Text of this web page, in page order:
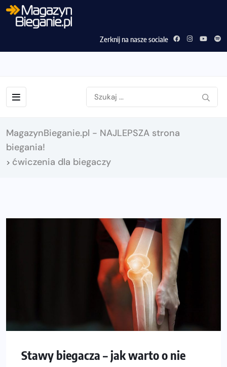
Zerknij na nasze sociale
MagazynBieganie.pl - NAJLEPSZA strona
biegania!
> ćwiczenia dla biegaczy
Stawy biegacza – jak warto o nie